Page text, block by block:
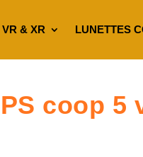
VR & XR LUNETTES
coop 5